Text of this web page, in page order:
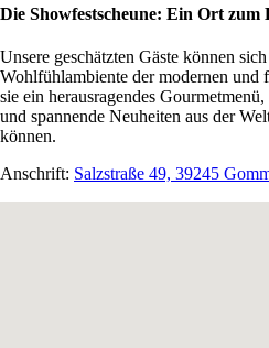
Die Showfestscheune: Ein Ort zum
Unsere geschätzten Gäste können
Wohlfühlambiente der modernen und
sie ein herausragendes
und spannende Neuheiten aus der
können.
Anschrift: Salzstraße 49, 39245